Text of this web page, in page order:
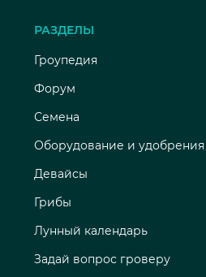
РАЗДЕЛЫ
Гроупедия
Форум
Семена
Оборудование и удобрения
Девайсы
Грибы
Лунный календарь
Задай вопрос гроверу